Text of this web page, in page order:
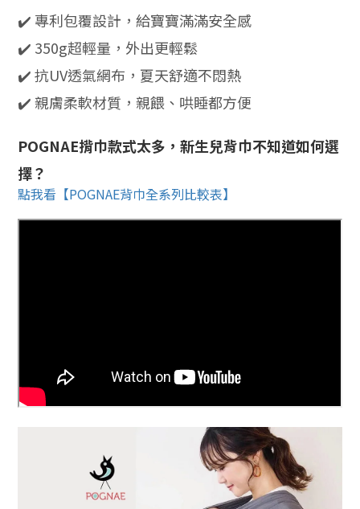
✔️ 專利包覆設計，給寶寶滿滿安全感
✔️ 350g超輕量，外出更輕鬆
✔️ 抗UV透氣網布，夏天舒適不悶熱
✔️ 親膚柔軟材質，親餵、哄睡都方便
POGNAE揹巾款式太多，新生兒背巾不知道如何選
擇？
點我看【POGNAE背巾全系列比較表】